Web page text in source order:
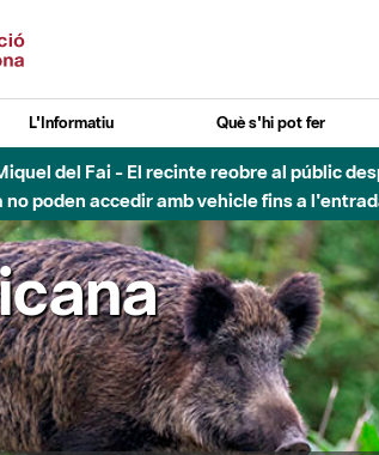
L'Informatiu Què s'hi pot fer
del Fai - El recinte reobre al públic
poden accedir amb vehicle fins a